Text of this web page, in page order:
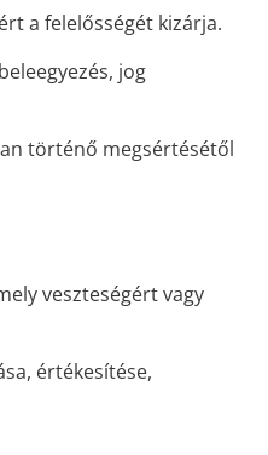
a felelősségét kizárja.
jog
történő megsértésétől
veszteségért vagy
értékesítése,